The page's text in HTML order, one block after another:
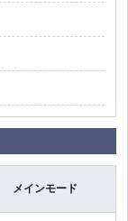
メインモード